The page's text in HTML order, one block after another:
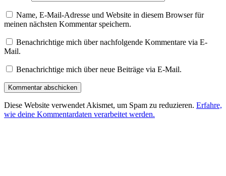
Name, E-Mail-Adresse und Website in diesem Browser für
meinen nächsten Kommentar speichern.
Benachrichtige mich über nachfolgende Kommentare via E-
Mail.
Benachrichtige mich über neue Beiträge via E-Mail.
Diese Website verwendet Akismet, um Spam zu reduzieren. Erfahre,
wie deine Kommentardaten verarbeitet werden.